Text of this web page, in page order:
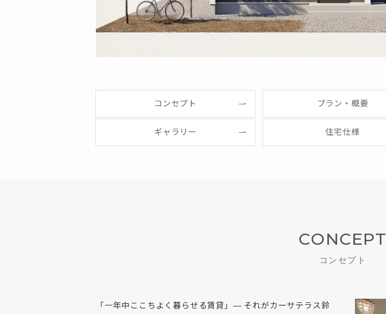
コンセプト プラン・概要
ギャラリー 住宅仕様
CONCEPT
コンセプト
「一年中ここちよく暮らせる賃貸」— それがカーサテラス鈴